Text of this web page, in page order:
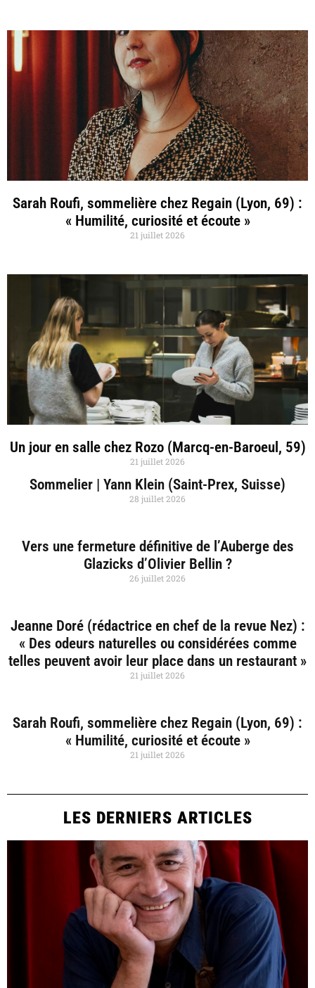
Sarah Roufi, sommelière chez Regain (Lyon, 69) :
« Humilité, curiosité et écoute »
21 juillet 2026
Un jour en salle chez Rozo (Marcq-en-Baroeul, 59)
21 juillet 2026
Sommelier | Yann Klein (Saint-Prex, Suisse)
28 juillet 2026
Vers une fermeture définitive de l’Auberge des
Glazicks d’Olivier Bellin ?
26 juillet 2026
Jeanne Doré (rédactrice en chef de la revue Nez) :
« Des odeurs naturelles ou considérées comme
telles peuvent avoir leur place dans un restaurant »
21 juillet 2026
Sarah Roufi, sommelière chez Regain (Lyon, 69) :
« Humilité, curiosité et écoute »
21 juillet 2026
LES DERNIERS ARTICLES